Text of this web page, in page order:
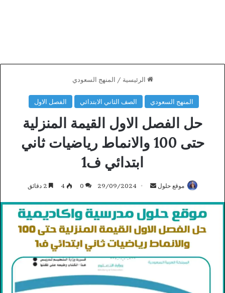
الرئيسية / المنهج السعودي
المنهج السعودي الصف الثاني الابتدائي الفصل الاول
حل الفصل الاول القيمة المنزلية
حتى 100 والانماط رياضيات ثاني
ابتدائي ف1
موقع حلول
أرسل
إلكترونيا
29/09/2024
0
4